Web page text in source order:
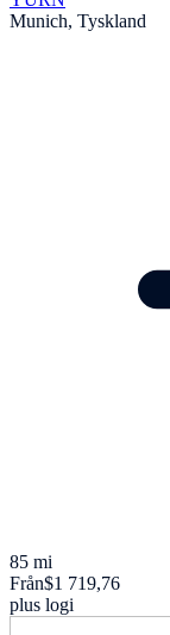
Munich, Tyskland
85 mi
Från$1 719,76
plus logi